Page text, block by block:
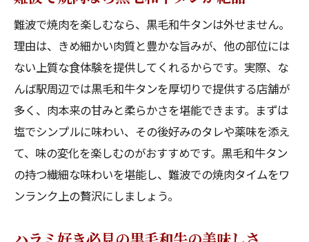
難波で焼肉を楽しむなら、黒毛和牛タンは外せません。
理由は、きめ細かい肉質と豊かな旨みが、他の部位には
ない上質な食体験を提供してくれるからです。実際、な
んば駅周辺では黒毛和牛タンを厚切りで提供する店舗が
多く、肉本来の甘みと柔らかさを堪能できます。まずは
塩でシンプルに味わい、その後好みのタレや薬味を添え
て、味の変化を楽しむのがおすすめです。黒毛和牛タン
の持つ繊細な味わいを堪能し、難波での焼肉タイムをワ
ンランク上の贅沢にしましょう。